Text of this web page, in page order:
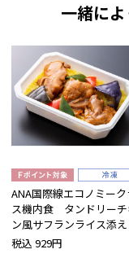
一緒に
ANA国際線エコノミーク
ス機内食 タンドリーチ
ン風サフランライス添え
税込 929円